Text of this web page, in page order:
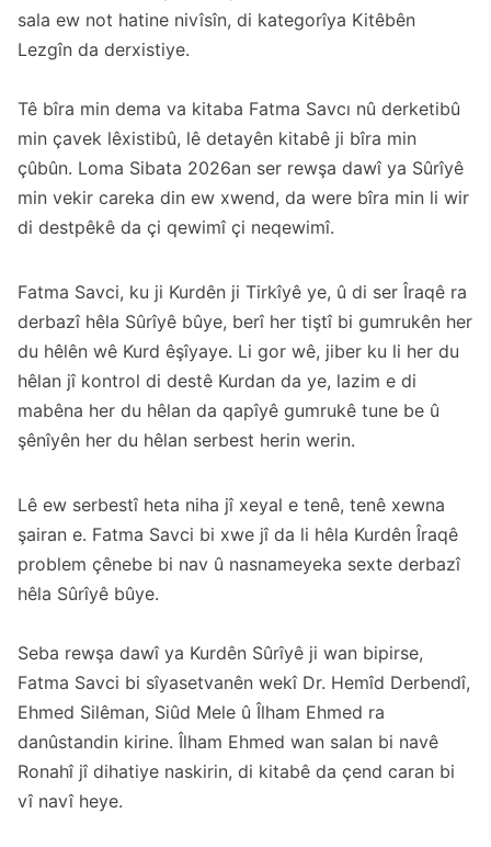
sala ew not hatine nivîsîn, di kategorîya Kitêbên
Lezgîn da derxistiye.
Tê bîra min dema va kitaba Fatma Savcı nû derketibû
min çavek lêxistibû, lê detayên kitabê ji bîra min
çûbûn. Loma Sibata 2026an ser rewşa dawî ya Sûrîyê
min vekir careka din ew xwend, da were bîra min li wir
di destpêkê da çi qewimî çi neqewimî.
Fatma Savci, ku ji Kurdên ji Tirkîyê ye, û di ser Îraqê ra
derbazî hêla Sûrîyê bûye, berî her tiştî bi gumrukên her
du hêlên wê Kurd êşîyaye. Li gor wê, jiber ku li her du
hêlan jî kontrol di destê Kurdan da ye, lazim e di
mabêna her du hêlan da qapîyê gumrukê tune be û
şênîyên her du hêlan serbest herin werin.
Lê ew serbestî heta niha jî xeyal e tenê, tenê xewna
şairan e. Fatma Savci bi xwe jî da li hêla Kurdên Îraqê
problem çênebe bi nav û nasnameyeka sexte derbazî
hêla Sûrîyê bûye.
Seba rewşa dawî ya Kurdên Sûrîyê ji wan bipirse,
Fatma Savci bi sîyasetvanên wekî Dr. Hemîd Derbendî,
Ehmed Silêman, Siûd Mele û Îlham Ehmed ra
danûstandin kirine. Îlham Ehmed wan salan bi navê
Ronahî jî dihatiye naskirin, di kitabê da çend caran bi
vî navî heye.